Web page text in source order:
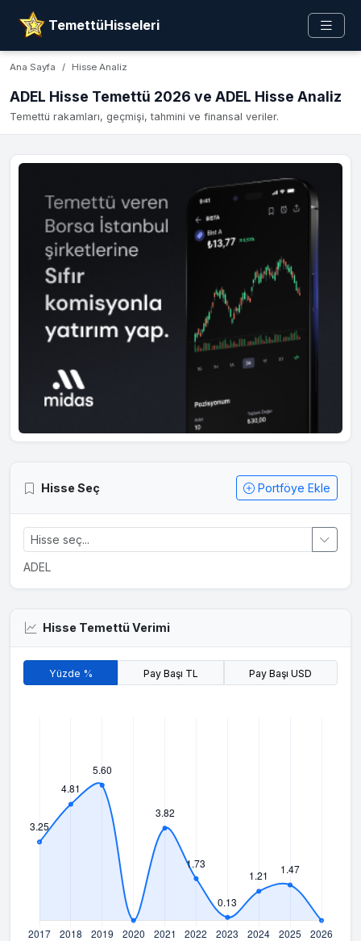
TemettüHisseleri
Ana Sayfa Hisse Analiz
ADEL Hisse Temettü 2026 ve ADEL Hisse Analiz
Temettü rakamları, geçmişi, tahmini ve finansal veriler.
Hisse Seç Portföye Ekle
ADEL
Hisse Temettü Verimi
Yüzde % Pay Başı TL Pay Başı USD